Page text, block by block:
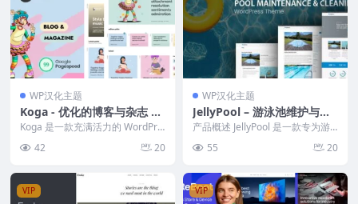
WP汉化主题
Koga - 优化的博客与杂志 W
ordPress 主题
Koga 是一款充满活力的 WordPre
站设计...
42 20
WP汉化主题
JellyPool – 游泳池维护与清
洁 WordPress 主题
产品概述 JellyPool 是一款专为游
Pr... 55 20
VIP VIP